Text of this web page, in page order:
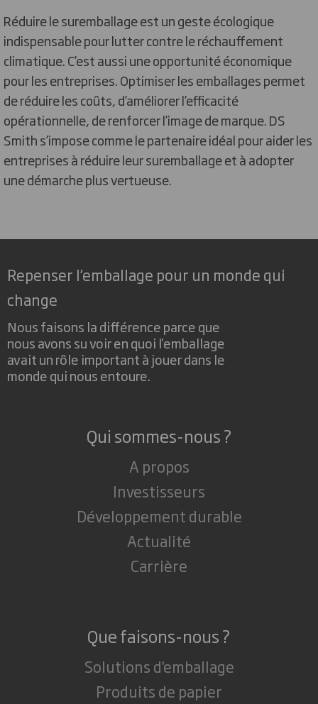
Réduire le suremballage est un geste écologique
indispensable pour lutter contre le réchauffement
climatique. C’est aussi une opportunité économique
pour les entreprises. Optimiser les emballages permet
de réduire les coûts, d’améliorer l’efficacité
opérationnelle, de renforcer l’image de marque. DS
Smith s’impose comme le partenaire idéal pour aider les
entreprises à réduire leur suremballage et à adopter
une démarche plus vertueuse.
Repenser l’emballage pour un monde qui
change
Nous faisons la différence parce que
nous avons su voir en quoi l'emballage
avait un rôle important à jouer dans le
monde qui nous entoure.
Qui sommes-nous ?
A propos
Investisseurs
Développement durable
Actualité
Carrière
Que faisons-nous ?
Solutions d'emballage
Produits de papier